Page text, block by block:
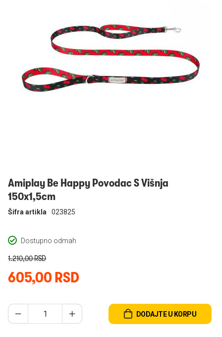
Amiplay Be Happy Povodac S Višnja
150x1,5cm
Dostupno odmah
Šifra artikla 023825
605,00 RSD
1.210,00 RSD
DODAJTE U KORPU